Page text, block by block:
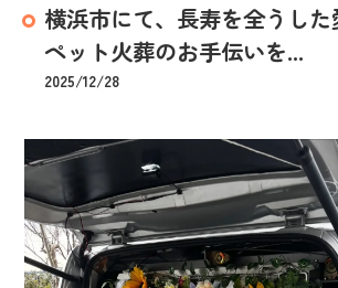
横浜市にて、長寿を全うし
ペット火葬のお手伝いを...
2025/12/28